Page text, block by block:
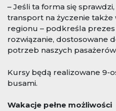
– Jeśli ta forma się
transport na życzenie także
regionu – podkreśla prezes
rozwiązanie, dostosowane
potrzeb naszych
Kursy będą realizowane 9-
busami.
Wakacje pełne możliwości